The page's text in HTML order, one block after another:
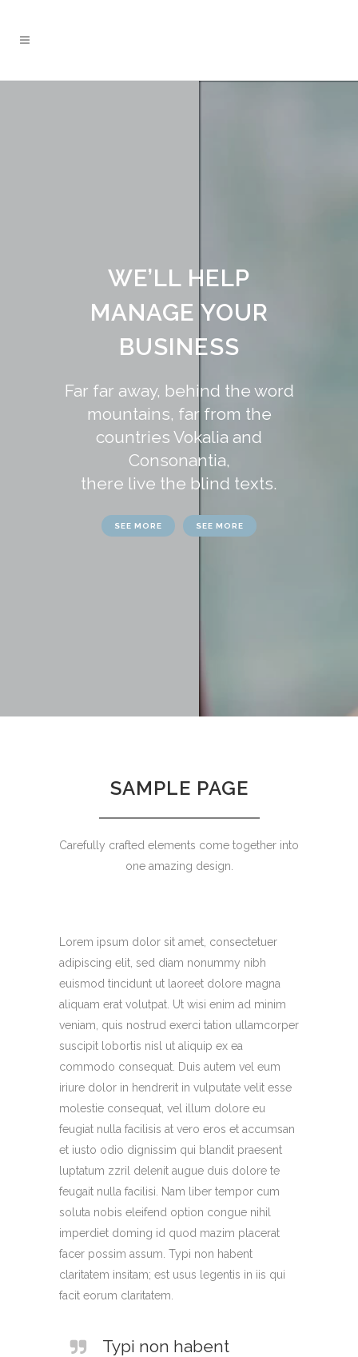
WE’LL HELP
MANAGE YOUR
BUSINESS
Far far away, behind the word
mountains, far from the
countries Vokalia and
Consonantia,
there live the blind texts.
SEE MORE SEE MORE
SAMPLE PAGE
Carefully crafted elements come together into
one amazing design.
Lorem ipsum dolor sit amet, consectetuer
adipiscing elit, sed diam nonummy nibh
euismod tincidunt ut laoreet dolore magna
aliquam erat volutpat. Ut wisi enim ad minim
veniam, quis nostrud exerci tation ullamcorper
suscipit lobortis nisl ut aliquip ex ea
commodo consequat. Duis autem vel eum
iriure dolor in hendrerit in vulputate velit esse
molestie consequat, vel illum dolore eu
feugiat nulla facilisis at vero eros et accumsan
et iusto odio dignissim qui blandit praesent
luptatum zzril delenit augue duis dolore te
feugait nulla facilisi. Nam liber tempor cum
soluta nobis eleifend option congue nihil
imperdiet doming id quod mazim placerat
facer possim assum. Typi non habent
claritatem insitam; est usus legentis in iis qui
facit eorum claritatem.
Typi non habent